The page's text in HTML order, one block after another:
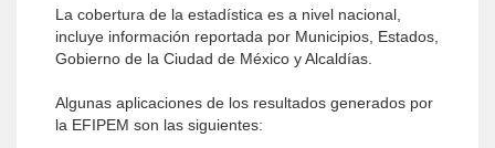
La cobertura de la estadística es a nivel nacional,
incluye información reportada por Municipios, Estados,
Gobierno de la Ciudad de México y Alcaldías.
Algunas aplicaciones de los resultados generados por
la EFIPEM son las siguientes: